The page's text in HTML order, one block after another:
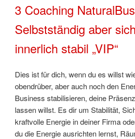
3 Coaching
Selbstständig aber
innerlich stabil „VIP“
Dies ist für dich, wenn du es willst
obendrüber, aber auch noch den
Business stabilisieren, deine
lassen willst. Es dir um Stabilität,
kraftvolle Energie in deiner Firma
du die Energie ausrichten lernst,